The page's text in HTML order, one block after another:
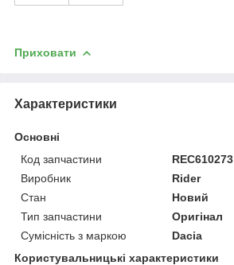
Приховати
Характеристики
Основні
Код запчастини
REC610273
Виробник
Rider
Стан
Новий
Тип запчастини
Оригінал
Сумісність з маркою
Dacia
Користувальницькі характеристики